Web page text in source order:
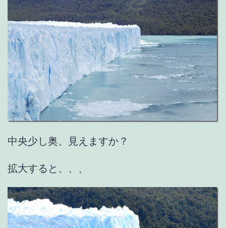
中央少し奥、見えますか？
拡大すると、、、